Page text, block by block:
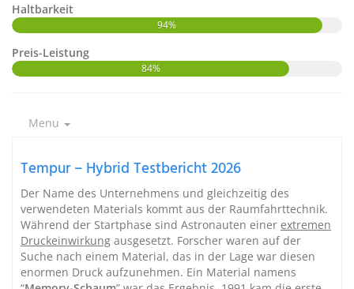
Haltbarkeit
94%
Preis-Leistung
84%
Menu
Tempur – Hybrid Testbericht 2026
Der Name des Unternehmens und gleichzeitig des
verwendeten Materials kommt aus der Raumfahrttechnik.
Während der Startphase sind Astronauten einer extremen
Druckeinwirkung ausgesetzt. Forscher waren auf der
Suche nach einem Material, das in der Lage war diesen
enormen Druck aufzunehmen. Ein Material namens